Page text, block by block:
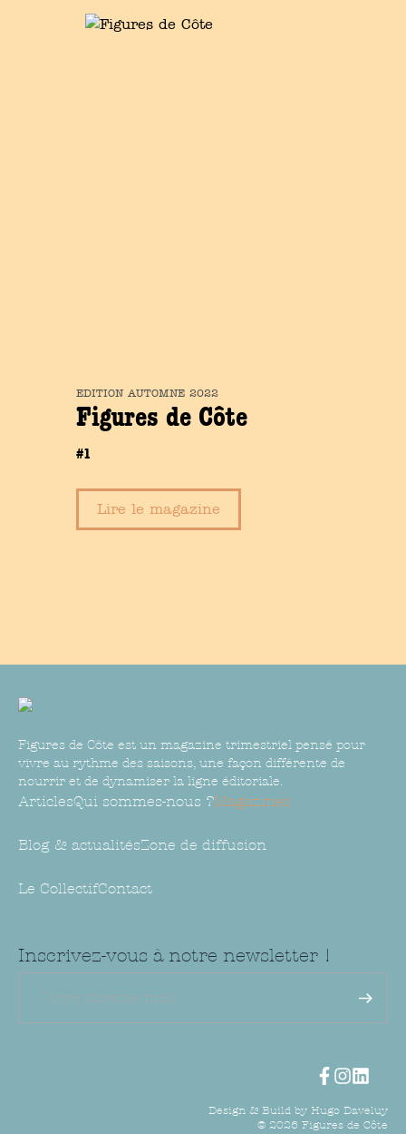
EDITION AUTOMNE 2022
Figures de Côte
#1
Lire le magazine
Figures de Côte est un magazine trimestriel pensé pour
vivre au rythme des saisons, une façon différente de
nourrir et de dynamiser la ligne éditoriale.
ArticlesQui sommes-nous ?Magazines
Blog & actualitésZone de diffusion
Le CollectifContact
Inscrivez-vous à notre newsletter !
Design & Build by Hugo Daveluy
© 2026 Figures de Côte